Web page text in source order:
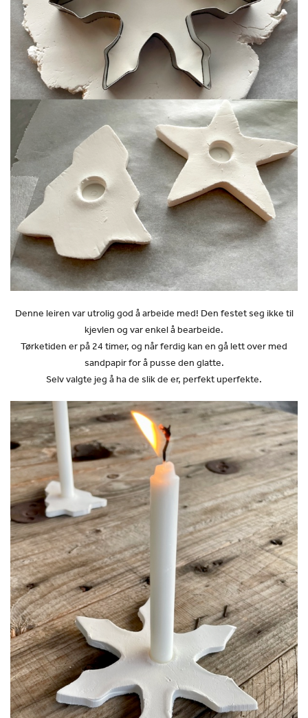
Denne leiren var utrolig god å arbeide med! Den festet seg ikke til
kjevlen og var enkel å bearbeide.
Tørketiden er på 24 timer, og når ferdig kan en gå lett over med
sandpapir for å pusse den glatte.
Selv valgte jeg å ha de slik de er, perfekt uperfekte.